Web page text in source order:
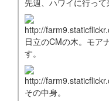
先週、ハワイに行って
日立のCMの木。モア
す。
その中身。